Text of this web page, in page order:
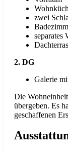
zwei
separates
2. DG
Galerie
Die
übergeben. Es
geschaffenen